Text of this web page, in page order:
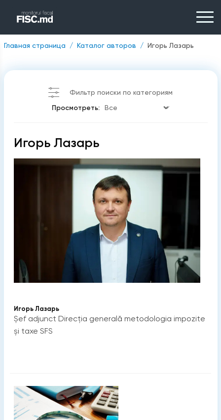
Главная страница Каталог авторов Игорь Лазарь
Фильтр поиски по категориям
Просмотреть:
Игорь Лазарь
Игорь Лазарь
Șef adjunct Direcția generală metodologia impozite
și taxe SFS